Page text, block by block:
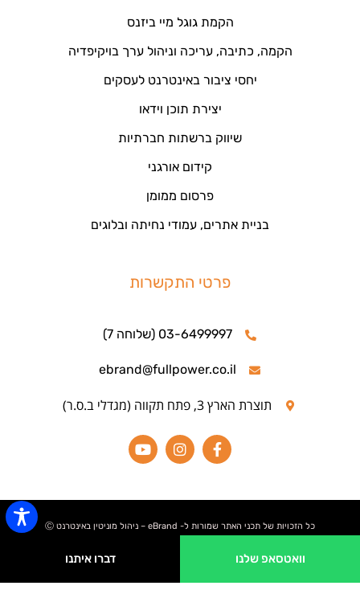
וואטסאפ שלנו דברו איתנו
הקמת גוגל מיי ביזנס
הקמה, כתיבה, עריכה וניהול ערך בויקיפדיה
יחסי ציבור באינטרנט לעסקים
יצירת תוכן וידאו
שיווק ברשתות חברתיות
קידום אורגני
פרסום ממומן
בניית אתרים, עמודי נחיתה ובלוגים
פרטי התקשרות
03-6499997 (שלוחה 7)
ebrand@fullpower.co.il
תוצרת הארץ 3, פתח תקווה (מגדלי ב.ס.ר)
כל הזכויות של תכני האתר שמורות ל- eBrand – ניהול מוניטין באינטרנט Ⓒ